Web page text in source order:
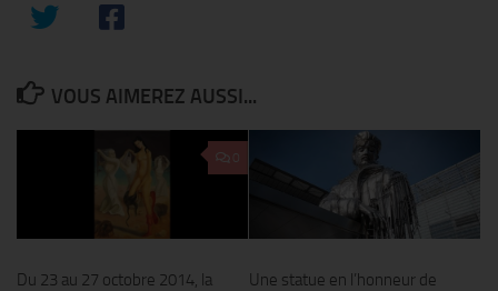
VOUS AIMEREZ AUSSI...
Du 23 au 27 octobre 2014, la
Une statue en l’honneur de